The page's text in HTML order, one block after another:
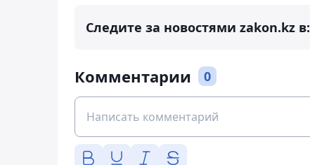
Следите за новостями zakon.kz в:
Комментарии 0